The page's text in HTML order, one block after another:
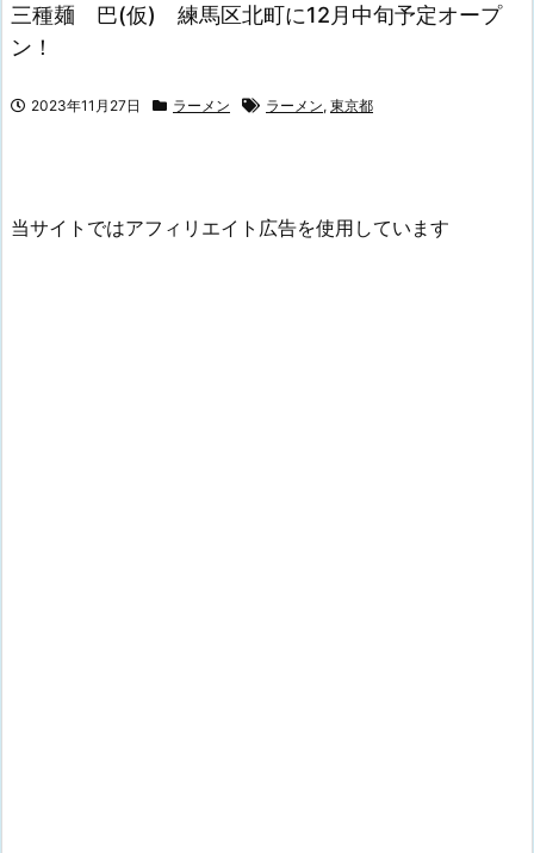
三種麺 巴(仮) 練馬区北町に12月中旬予定オープ
ン！
2023年11月27日 ラーメン ラーメン, 東京都
当サイトではアフィリエイト広告を使用しています